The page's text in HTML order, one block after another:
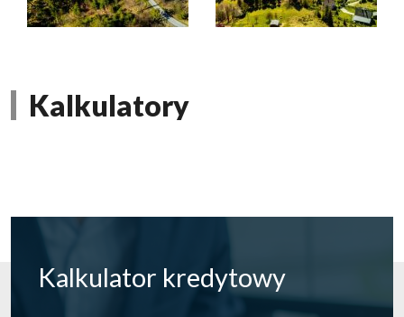
Kalkulatory
Kalkulator kredytowy